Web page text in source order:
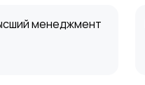
менеджмент